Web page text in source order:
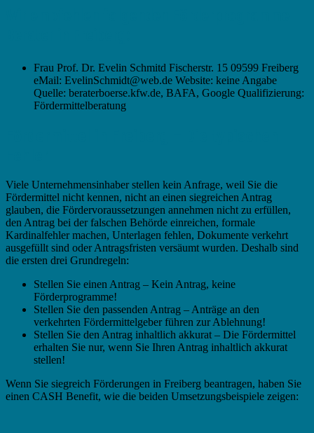
Frau Prof. Dr. Evelin Schmitd Fischerstr. 15 09599 Freiberg
eMail: EvelinSchmidt@web.de Website: keine Angabe
Quelle: beraterboerse.kfw.de, BAFA, Google Qualifizierung:
Fördermittelberatung
Viele Unternehmensinhaber stellen kein Anfrage, weil Sie die
Fördermittel nicht kennen, nicht an einen siegreichen Antrag
glauben, die Fördervoraussetzungen annehmen nicht zu erfüllen,
den Antrag bei der falschen Behörde einreichen, formale
Kardinalfehler machen, Unterlagen fehlen, Dokumente verkehrt
ausgefüllt sind oder Antragsfristen versäumt wurden. Deshalb sind
die ersten drei Grundregeln:
Stellen Sie einen Antrag – Kein Antrag, keine
Förderprogramme!
Stellen Sie den passenden Antrag – Anträge an den
verkehrten Fördermittelgeber führen zur Ablehnung!
Stellen Sie den Antrag inhaltlich akkurat – Die Fördermittel
erhalten Sie nur, wenn Sie Ihren Antrag inhaltlich akkurat
stellen!
Wenn Sie siegreich Förderungen in Freiberg beantragen, haben Sie
einen CASH Benefit, wie die beiden Umsetzungsbeispiele zeigen: